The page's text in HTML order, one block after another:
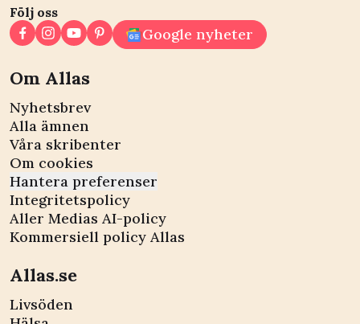
Följ oss
Google nyheter
Om Allas
Nyhetsbrev
Alla ämnen
Våra skribenter
Om cookies
Hantera preferenser
Integritetspolicy
Aller Medias AI-policy
Kommersiell policy Allas
Allas.se
Livsöden